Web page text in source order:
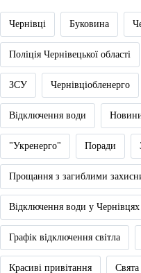
Чернівці Буковина
Поліція Чернівецької області
ЗСУ Чернівціобленерго
Відключення води Новини
"Укренерго" Поради
Прощання з загиблими
Відключення води у Чернівцях
Графік відключення світла
Красиві привітання Свята